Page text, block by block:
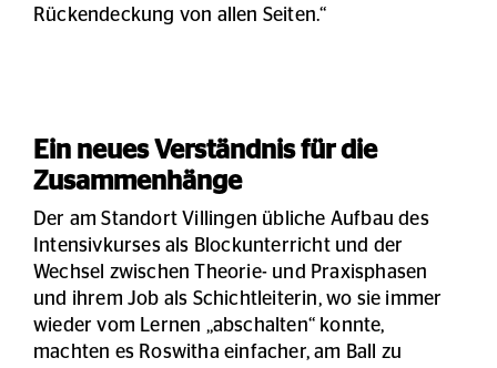
Rückendeckung von allen Seiten.“
Ein neues Verständnis für die
Zusammenhänge
Der am Standort Villingen übliche Aufbau des
Intensivkurses als Blockunterricht und der
Wechsel zwischen Theorie- und Praxisphasen
und ihrem Job als Schichtleiterin, wo sie immer
wieder vom Lernen „abschalten“ konnte,
machten es Roswitha einfacher, am Ball zu